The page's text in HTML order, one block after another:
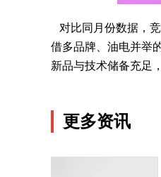
对比同月份数据，
借多品牌、油电并举
新品与技术储备充足
更多资讯